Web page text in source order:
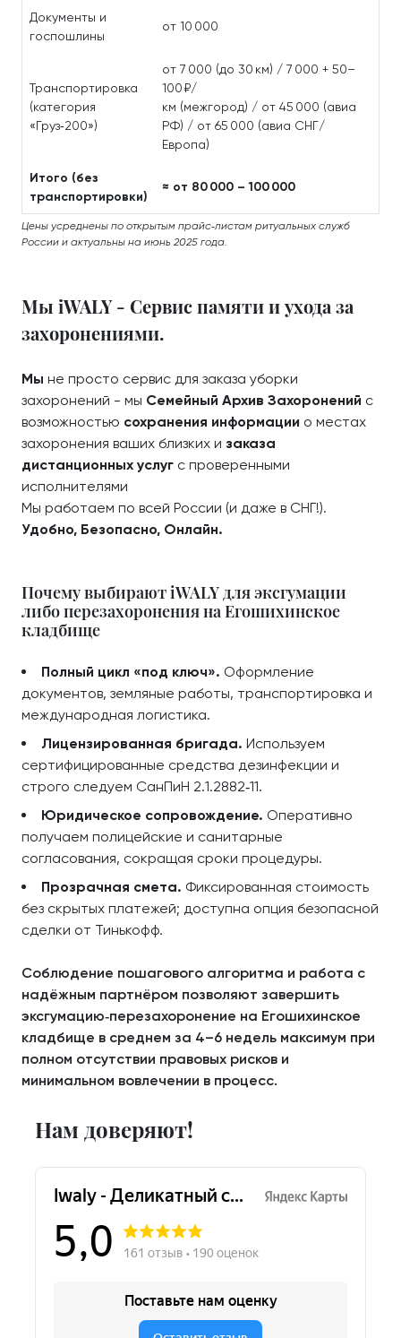
Документы и
госпошлины
от 10 000
Транспортировка
(категория
«Груз‑200»)
от 7 000 (до 30 км) / 7 000 + 50–
100 ₽/
км (межгород) / от 45 000 (авиа
РФ) / от 65 000 (авиа СНГ/
Европа)
Итого (без
транспортировки)
≈ от 80 000 – 100 000
Цены усреднены по открытым прайс‑листам ритуальных служб
России и актуальны на июнь 2025 года.
Мы iWALY - Сервис памяти и ухода за
захоронениями.
Мы не просто сервис для заказа уборки
захоронений - мы Семейный Архив Захоронений с
возможностью сохранения информации о местах
захоронения ваших близких и заказа
дистанционных услуг с проверенными
исполнителями
Мы работаем по всей России (и даже в СНГ!).
Удобно, Безопасно, Онлайн.
Почему выбирают iWALY для эксгумации
либо перезахоронения на Егошихинское
кладбище
Полный цикл «под ключ». Оформление
документов, земляные работы, транспортировка и
международная логистика.
Лицензированная бригада. Используем
сертифицированные средства дезинфекции и
строго следуем СанПиН 2.1.2882‑11.
Юридическое сопровождение. Оперативно
получаем полицейские и санитарные
согласования, сокращая сроки процедуры.
Прозрачная смета. Фиксированная стоимость
без скрытых платежей; доступна опция безопасной
сделки от Тинькофф.
Соблюдение пошагового алгоритма и работа с
надёжным партнёром позволяют завершить
эксгумацию‑перезахоронение на Егошихинское
кладбище в среднем за 4–6 недель максимум при
полном отсутствии правовых рисков и
минимальном вовлечении в процесс.
Нам доверяют!